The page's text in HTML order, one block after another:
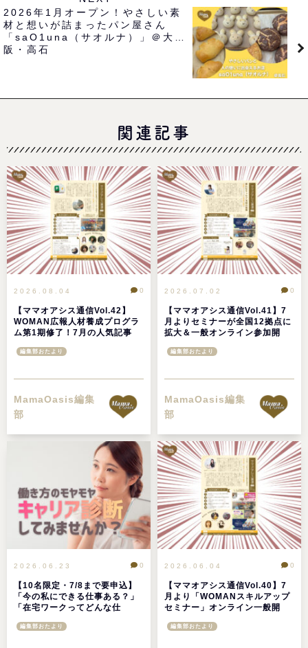
2026年1月オープン！やさしい素
材と想いが詰まったパン屋さん
「saO1una（サオルナ）」＠大
阪・高石
関連記事
2026.08.04
【ママオアシス通信Vol.42】
WOMAN広報人材養成プログラ
ム第1期修了！7月の人気記事
0
編集部おたより
MamaOasis編集
部
2026.07.02
【ママオアシス通信Vol.41】7
月よりセミナーが全国12拠点に
拡大＆一般オンライン参加開
イベント情報
0
編集部おたより
MamaOasis編集
部
2026.06.23
【10名限定・7/8まで要申込】
「今の私にできる仕事ある？」
「在宅ワークってどんな仕
診断セッションで解決しよう！
0
編集部おたより
2026.06.04
【ママオアシス通信Vol.40】7
月より「WOMANスキルアップ
セミナー」オンライン一般開
記事TOP5
0
編集部おたより